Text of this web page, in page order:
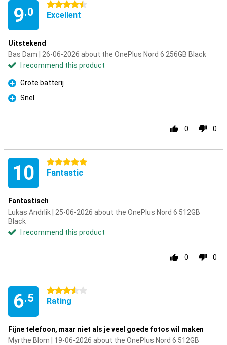
9.0
4.5 stars
Excellent
Uitstekend
Bas Dam | 26-06-2026 about the OnePlus Nord 6 256GB Black
I recommend this product
Pro
Grote batterij
Pro
Snel
0 0
10 5 stars
Fantastic
Fantastisch
Lukas Andrlik | 25-06-2026 about the OnePlus Nord 6 512GB
Black
I recommend this product
0 0
6.5
3.5 stars
Rating
Fijne telefoon, maar niet als je veel goede fotos wil maken
Myrthe Blom | 19-06-2026 about the OnePlus Nord 6 512GB